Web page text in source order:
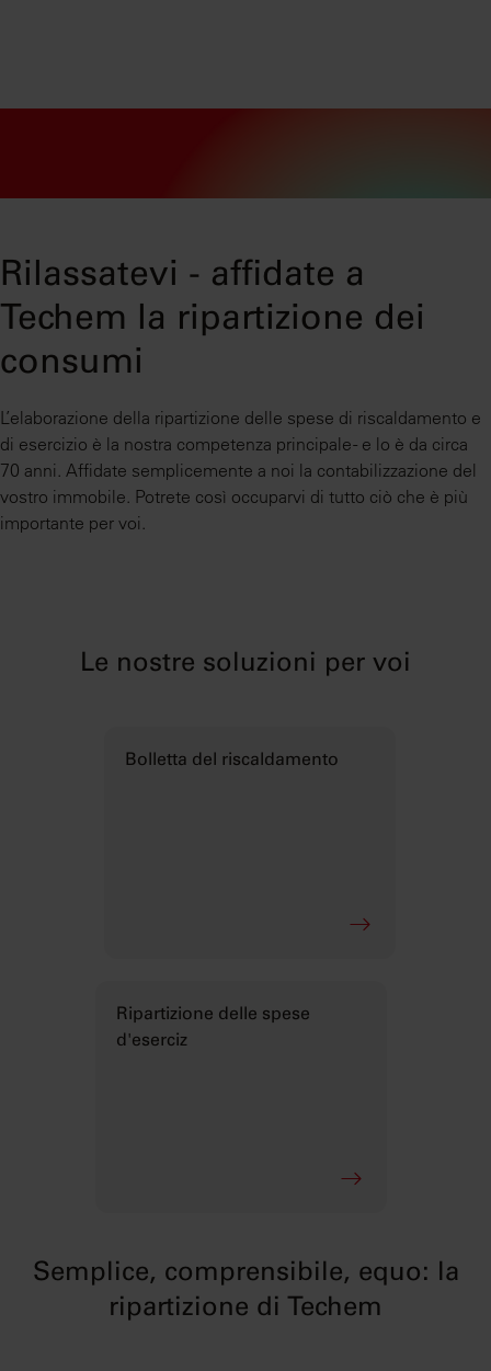
Rilassatevi - affidate a
Techem la ripartizione dei
consumi
L’elaborazione della ripartizione delle spese di riscaldamento e
di esercizio è la nostra competenza principale - e lo è da circa
70 anni. Affidate semplicemente a noi la contabilizzazione del
vostro immobile. Potrete così occuparvi di tutto ciò che è più
importante per voi.
Le nostre soluzioni per voi
Bolletta del riscaldamento
Ripartizione delle spese
d'eserciz
Semplice, comprensibile, equo: la
ripartizione di Techem